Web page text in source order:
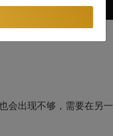
会出现不够，需要在另一